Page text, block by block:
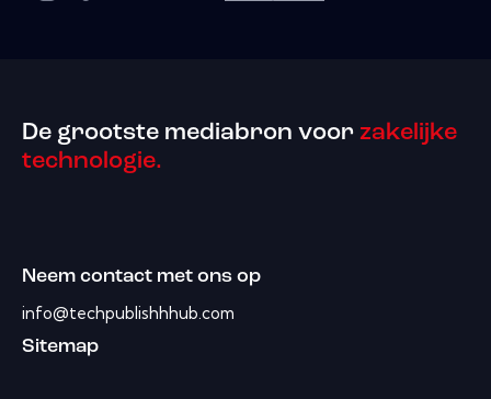
De grootste mediabron voor zakelijke
technologie.
Neem contact met ons op
info@techpublishhhub.com
Sitemap